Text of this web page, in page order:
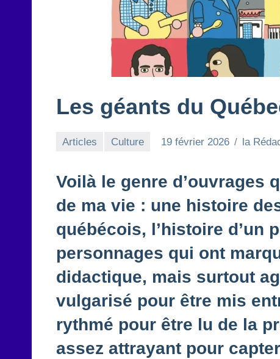
Les géants du
Articles Culture 19 février 2026 la
Voilà le genre d’ouvrages
de ma vie : une histoire
québécois, l’histoire d’un
personnages qui ont
didactique, mais surtout
vulgarisé pour être mis
rythmé pour être lu de la
assez attrayant pour